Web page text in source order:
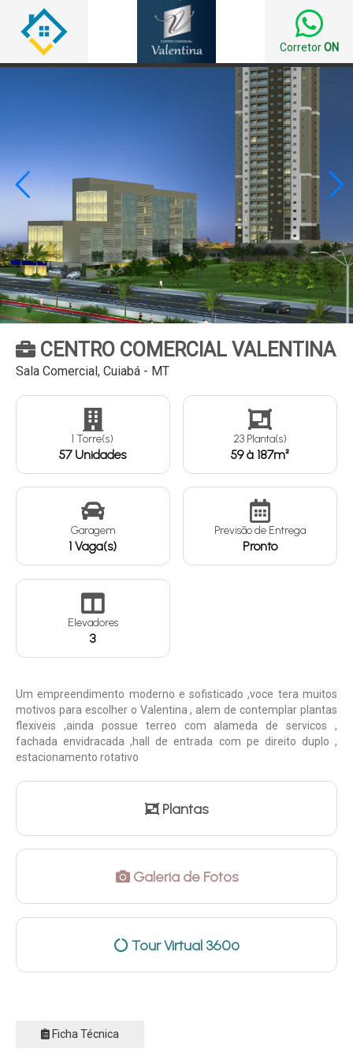
CorretorON
 
CENTRO COMERCIAL VALENTINA
Sala Comercial, Cuiabá - MT
1 Torre(s)
57 Unidades
23 Planta(s)
59 à 187m²
Garagem
1 Vaga(s)
Previsão de Entrega
Pronto
Elevadores
3
Um empreendimento moderno e sofisticado ,voce tera muitos
motivos para escolher o Valentina , alem de contemplar plantas
flexiveis ,ainda possue terreo com alameda de servicos ,
fachada envidracada ,hall de entrada com pe direito duplo ,
estacionamento rotativo
Plantas
Galeria de Fotos
Tour Virtual 360º
Ficha Técnica
Continuar